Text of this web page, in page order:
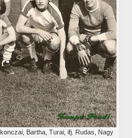
Bartha, Turai, ifj. Rudas, Nagy